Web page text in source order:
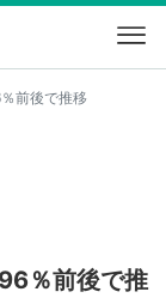
前後で推移
％前後で推